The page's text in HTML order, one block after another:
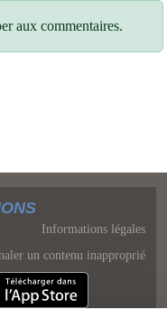
aux commentaires.
Informations légales
un contenu inapproprié